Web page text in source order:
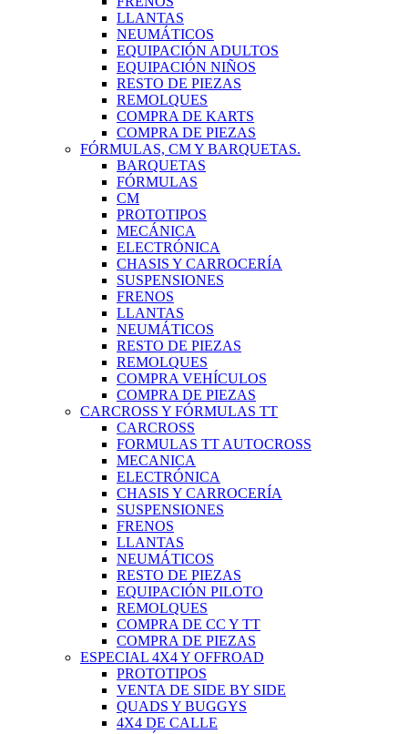
LLANTAS
NEUMÁTICOS
EQUIPACIÓN ADULTOS
EQUIPACIÓN NIÑOS
RESTO DE PIEZAS
REMOLQUES
COMPRA DE KARTS
COMPRA DE PIEZAS
FÓRMULAS, CM Y BARQUETAS.
BARQUETAS
FÓRMULAS
CM
PROTOTIPOS
MECÁNICA
ELECTRÓNICA
CHASIS Y CARROCERÍA
SUSPENSIONES
FRENOS
LLANTAS
NEUMÁTICOS
RESTO DE PIEZAS
REMOLQUES
COMPRA VEHÍCULOS
COMPRA DE PIEZAS
CARCROSS Y FÓRMULAS TT
CARCROSS
FORMULAS TT AUTOCROSS
MECANICA
ELECTRÓNICA
CHASIS Y CARROCERÍA
SUSPENSIONES
FRENOS
LLANTAS
NEUMÁTICOS
RESTO DE PIEZAS
EQUIPACIÓN PILOTO
REMOLQUES
COMPRA DE CC Y TT
COMPRA DE PIEZAS
ESPECIAL 4X4 Y OFFROAD
PROTOTIPOS
VENTA DE SIDE BY SIDE
QUADS Y BUGGYS
4X4 DE CALLE